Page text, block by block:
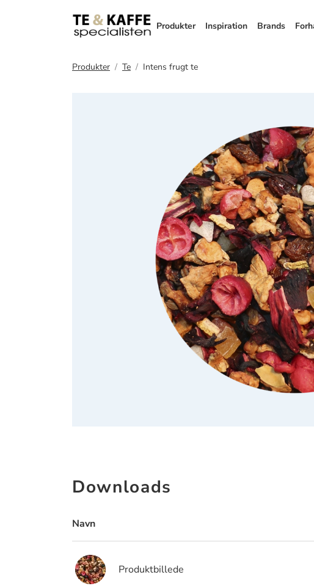
Produkter Inspiration Brands
Produkter Te Intens frugt te
Downloads
Navn
Produktbillede